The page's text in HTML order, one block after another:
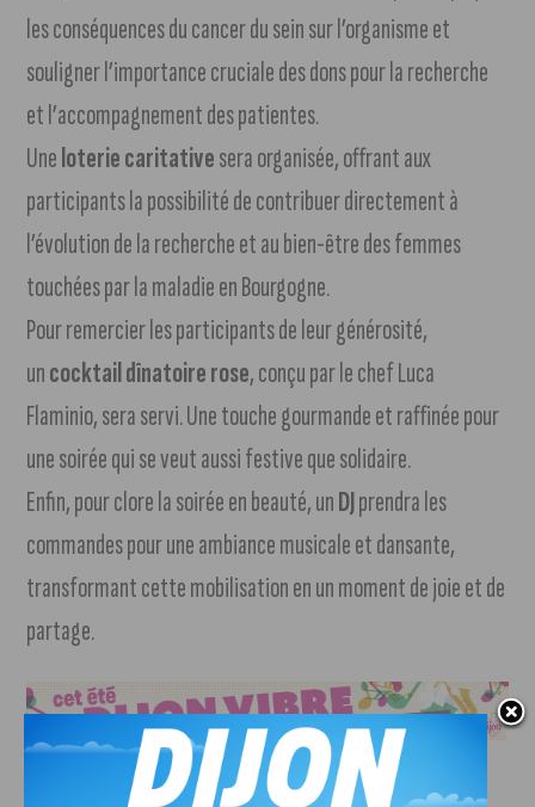
les conséquences du cancer du sein sur l’organisme et
souligner l’importance cruciale des dons pour la recherche
et l’accompagnement des patientes.
Uneloterie caritativesera organisée, offrant aux
participants la possibilité de contribuer directement à
l’évolution de la recherche et au bien-être des femmes
touchées par la maladie en Bourgogne.
Pour remercier les participants de leur générosité,
uncocktail dînatoire rose, conçu par le chef Luca
Flaminio, sera servi. Une touche gourmande et raffinée pour
une soirée qui se veut aussi festive que solidaire.
Enfin, pour clore la soirée en beauté, unDJprendra les
commandes pour une ambiance musicale et dansante,
transformant cette mobilisation en un moment de joie et de
partage.
Une mobilisation concrète pourLa